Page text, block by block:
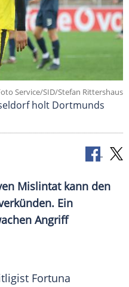
Service/SID/Stefan Rittershaus
holt Dortmunds
Mislintat kann den
Ein
Angriff
Fortuna